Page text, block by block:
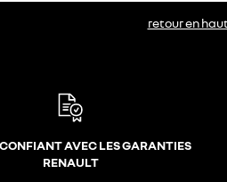
retour en
AVEC LES GARANTIES
RENAULT